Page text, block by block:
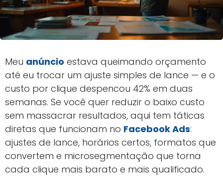
Meu anúncio estava queimando orçamento
até eu trocar um ajuste simples de lance — e o
custo por clique despencou 42% em duas
semanas. Se você quer reduzir o baixo custo
sem massacrar resultados, aqui tem táticas
diretas que funcionam no Facebook Ads:
ajustes de lance, horários certos, formatos que
convertem e microsegmentação que torna
cada clique mais barato e mais qualificado.